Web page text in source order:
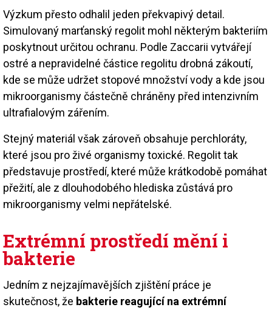
Výzkum přesto odhalil jeden překvapivý detail.
Simulovaný marťanský regolit mohl některým bakteriím
poskytnout určitou ochranu. Podle Zaccarii vytvářejí
ostré a nepravidelné částice regolitu drobná zákoutí,
kde se může udržet stopové množství vody a kde jsou
mikroorganismy částečně chráněny před intenzivním
ultrafialovým zářením.
Stejný materiál však zároveň obsahuje perchloráty,
které jsou pro živé organismy toxické. Regolit tak
představuje prostředí, které může krátkodobě pomáhat
přežití, ale z dlouhodobého hlediska zůstává pro
mikroorganismy velmi nepřátelské.
Extrémní prostředí mění i
bakterie
Jedním z nejzajímavějších zjištění práce je
skutečnost, že bakterie reagující na extrémní